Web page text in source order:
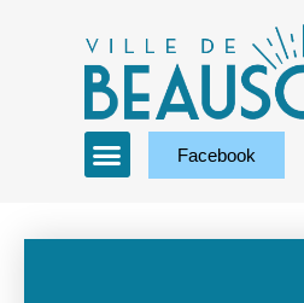
Facebook